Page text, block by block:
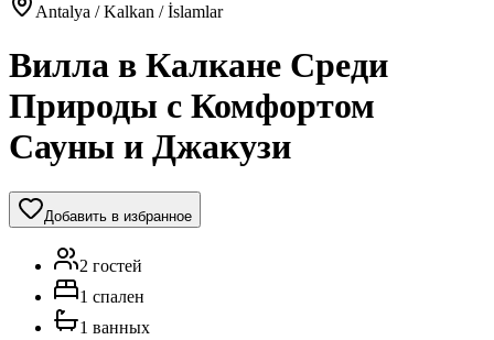
Antalya / Kalkan / İslamlar
Вилла в Калкане Среди
Природы с Комфортом
Сауны и Джакузи
Добавить в избранное
2 гостей
1 спален
1 ванных